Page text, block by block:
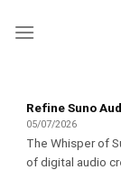
Refine Suno
05/07/2026
The Whisper of
of digital audio